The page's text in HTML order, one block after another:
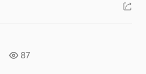
87